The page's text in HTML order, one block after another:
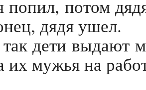
попил, потом
дядя ушел.
дети выдают
их мужья на